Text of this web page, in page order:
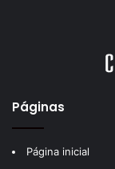
Páginas
Página inicial